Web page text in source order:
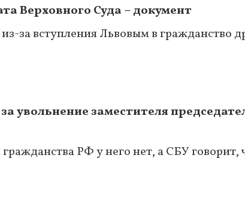
Верховного Суда – документ
за вступления Львовым в гражданство
увольнение заместителя
РФ у него нет, а СБУ говорит,